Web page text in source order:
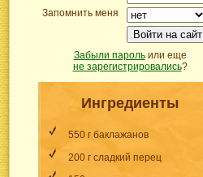
Запомнить меня
Войти на сайт
Забыли парольили еще
не зарегистрировались?
Ингредиенты
550 г баклажанов
200 г сладкий перец